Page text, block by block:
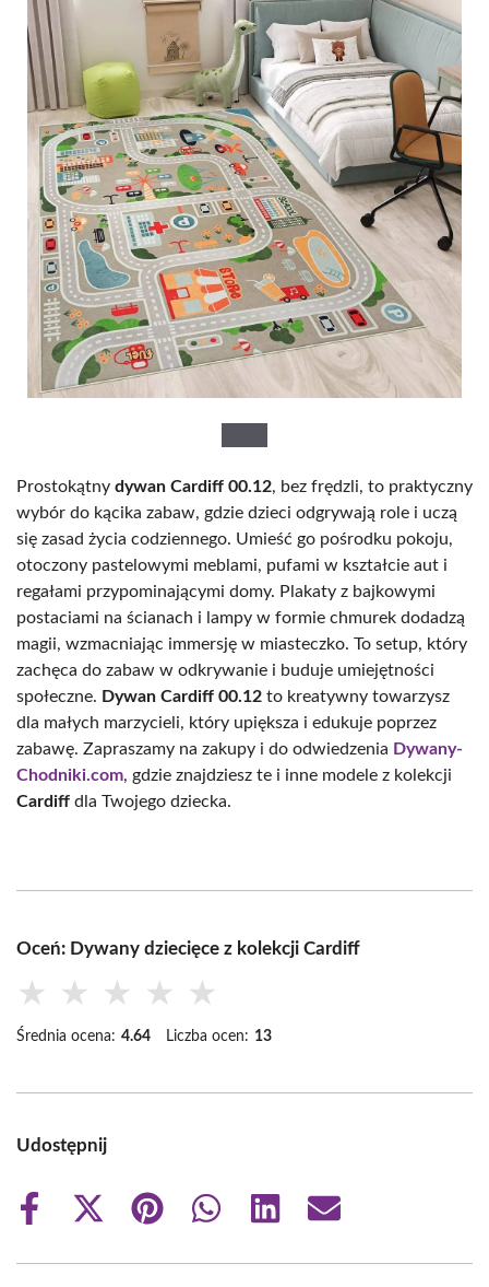
Prostokątny dywan Cardiff 00.12, bez frędzli, to praktyczny
wybór do kącika zabaw, gdzie dzieci odgrywają role i uczą
się zasad życia codziennego. Umieść go pośrodku pokoju,
otoczony pastelowymi meblami, pufami w kształcie aut i
regałami przypominającymi domy. Plakaty z bajkowymi
postaciami na ścianach i lampy w formie chmurek dodadzą
magii, wzmacniając immersję w miasteczko. To setup, który
zachęca do zabaw w odkrywanie i buduje umiejętności
społeczne. Dywan Cardiff 00.12 to kreatywny towarzysz
dla małych marzycieli, który upiększa i edukuje poprzez
zabawę. Zapraszamy na zakupy i do odwiedzenia Dywany-
Chodniki.com, gdzie znajdziesz te i inne modele z kolekcji
Cardiff dla Twojego dziecka.
Oceń: Dywany dziecięce z kolekcji Cardiff
★ ★ ★ ★ ★
Średnia ocena: 4.64 Liczba ocen: 13
Udostępnij
Share
Share
(Twitter)
Share
Share
Share
Share